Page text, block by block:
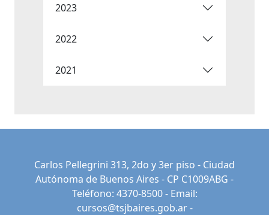
2023
2022
2021
Carlos Pellegrini 313, 2do y 3er piso - Ciudad
Autónoma de Buenos Aires - CP C1009ABG -
Teléfono: 4370-8500 - Email:
cursos@tsjbaires.gob.ar-